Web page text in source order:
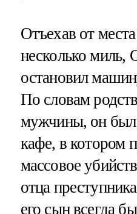
Отъехав от
несколько миль,
остановил
По словам
мужчины, он был
кафе, в котором
массовое
отца
его сын всегда